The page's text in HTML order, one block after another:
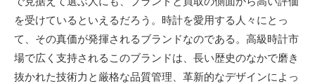
を受けているといえるだろう。時計を愛用する人々にとっ
て、その真価が発揮されるブランドなのである。高級時計市
場で広く支持されるこのブランドは、長い歴史のなかで磨き
抜かれた技術力と厳格な品質管理、革新的なデザインによっ